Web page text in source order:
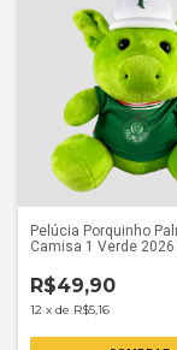
Pelúcia Porquinho
Camisa 1 Verde 2026
R$49,90
12 x de R$5,16